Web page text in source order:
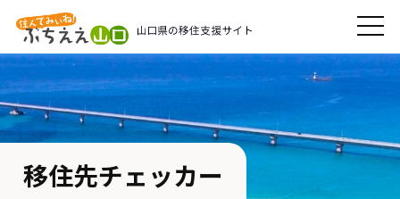
移住先チェッカー